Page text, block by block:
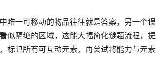
唯一可移动的物品往往就是答案，另一个误
似隔绝的区域，这能大幅简化谜题流程，提
标记所有可互动元素，再尝试将能力与元素